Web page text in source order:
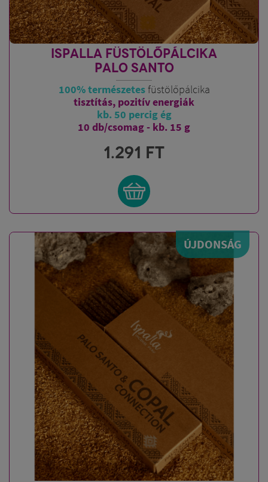
ISPALLA FÜSTÖLŐPÁLCIKA
PALO SANTO
100% természetesfüstölőpálcika
tisztítás, pozitív energiák
kb. 50 percig ég
10 db/csomag - kb. 15 g
1.291 FT
ÚJDONSÁG